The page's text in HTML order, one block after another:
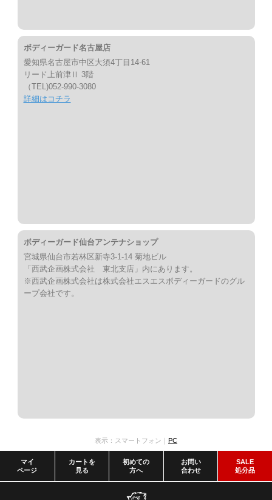
マイ
ページ
カートを
見る
初めての
方へ
お問い
合わせ
SALE
処分品
ボディーガード名古屋店
愛知県名古屋市中区大須4丁目14-61
リード上前津Ⅱ 3階
（TEL)052-990-3080
詳細はコチラ
ボディーガード仙台アンテナショップ
宮城県仙台市若林区新寺3-1-14 菊地ビル
「西武企画株式会社 東北支店」内にあります。
※西武企画株式会社は株式会社エスエスボディーガードのグル
ープ会社です。
表示：スマートフォン｜ PC